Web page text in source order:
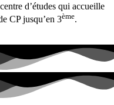
d’études qui accueille
CP jusqu’en 3ème.